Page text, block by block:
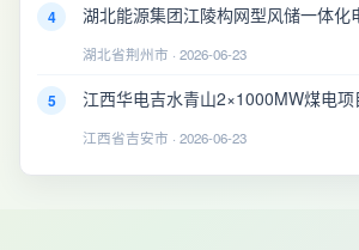
4 湖北能源集团江陵构网型风储一体化
湖北省荆州市 · 2026-06-23
5 江西华电吉水青山2×1000MW煤电项
江西省吉安市 · 2026-06-23